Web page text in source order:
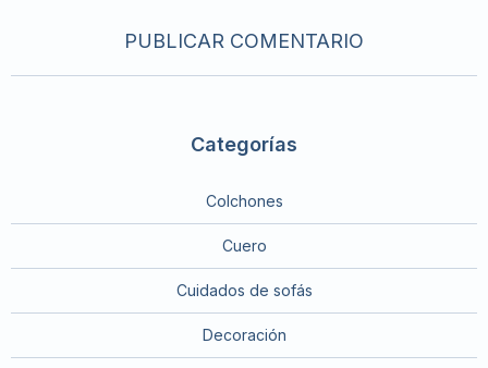
PUBLICAR COMENTARIO
Categorías
Colchones
Cuero
Cuidados de sofás
Decoración